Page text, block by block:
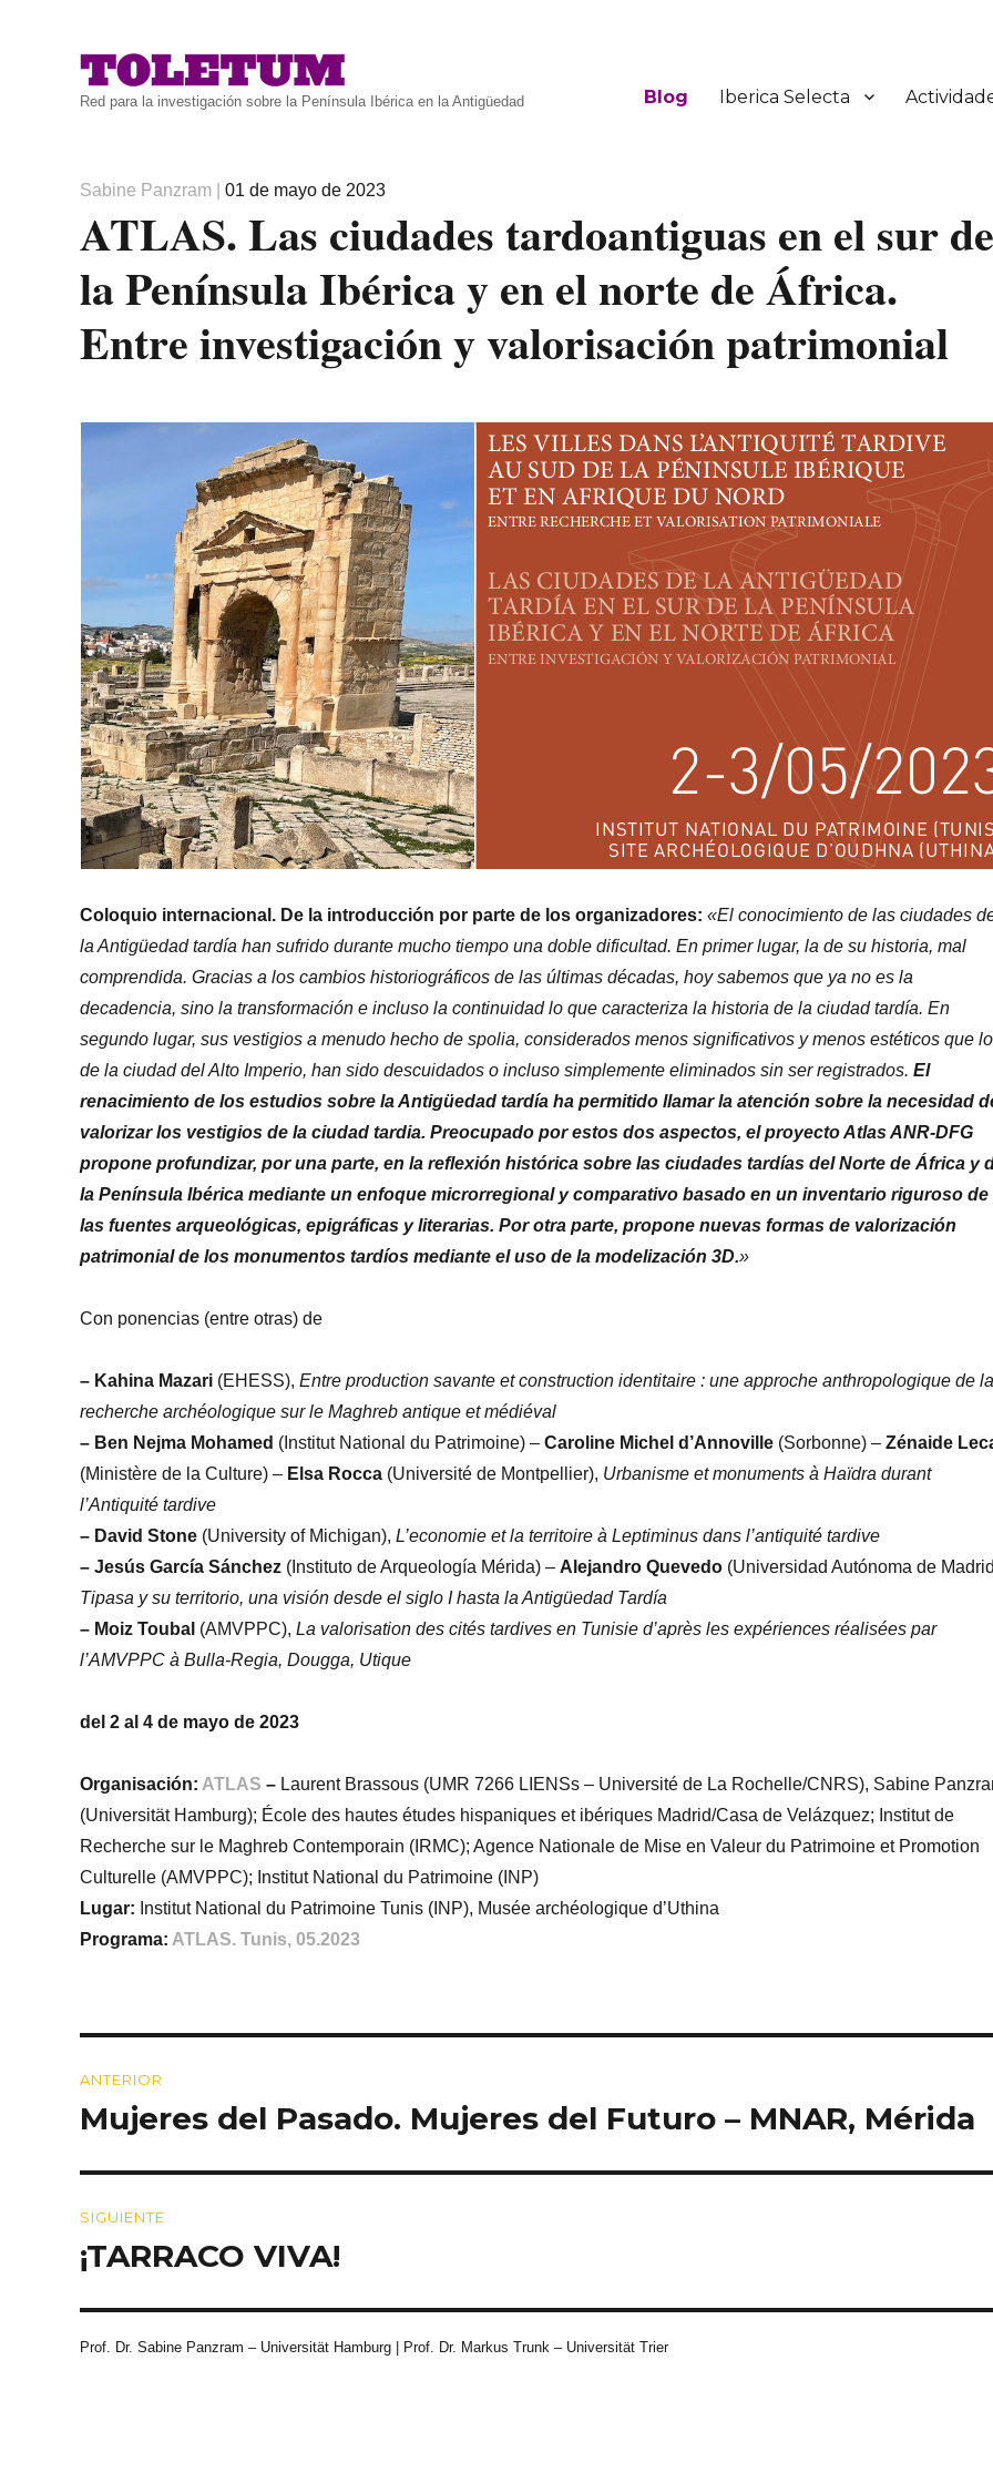
Red para la investigación sobre la Península Ibérica en la Antigüedad Blog Iberica Selecta
Autor
Sabine Panzram
Publicado
01 de mayo de 2023
ATLAS. Las ciudades tardoantiguas en el sur de
la Península Ibérica y en el norte de África.
Entre investigación y valorisación patrimonial
Coloquio internacional. De la introducción por parte de los organizadores: «El conocimiento de las ciudades
la Antigüedad tardía han sufrido durante mucho tiempo una doble dificultad. En primer lugar, la de su historia, mal
comprendida. Gracias a los cambios historiográficos de las últimas décadas, hoy sabemos que ya no es la
decadencia, sino la transformación e incluso la continuidad lo que caracteriza la historia de la ciudad tardía. En
segundo lugar, sus vestigios a menudo hecho de spolia, considerados menos significativos y menos estéticos que
de la ciudad del Alto Imperio, han sido descuidados o incluso simplemente eliminados sin ser registrados. El
renacimiento de los estudios sobre la Antigüedad tardía ha permitido llamar la atención sobre la necesidad
valorizar los vestigios de la ciudad tardia. Preocupado por estos dos aspectos, el proyecto Atlas ANR-DFG
propone profundizar, por una parte, en la reflexión histórica sobre las ciudades tardías del Norte de África y
la Península Ibérica mediante un enfoque microrregional y comparativo basado en un inventario riguroso de
las fuentes arqueológicas, epigráficas y literarias. Por otra parte, propone nuevas formas de valorización
patrimonial de los monumentos tardíos mediante el uso de la modelización 3D.»
Con ponencias (entre otras) de
– Kahina Mazari (EHESS), Entre production savante et construction identitaire : une approche anthropologique de la
recherche archéologique sur le Maghreb antique et médiéval
– Ben Nejma Mohamed (Institut National du Patrimoine) – Caroline Michel d’Annoville (Sorbonne) – Zénaide
(Ministère de la Culture) – Elsa Rocca (Université de Montpellier), Urbanisme et monuments à Haïdra durant
l’Antiquité tardive
– David Stone (University of Michigan), L’economie et la territoire à Leptiminus dans l’antiquité tardive
– Jesús García Sánchez (Instituto de Arqueología Mérida) – Alejandro Quevedo (Universidad Autónoma de
Tipasa y su territorio, una visión desde el siglo I hasta la Antigüedad Tardía
– Moiz Toubal (AMVPPC), La valorisation des cités tardives en Tunisie d’après les expériences réalisées par
l’AMVPPC à Bulla-Regia, Dougga, Utique
del 2 al 4 de mayo de 2023
Organisación: ATLAS – Laurent Brassous (UMR 7266 LIENSs – Université de La Rochelle/CNRS), Sabine
(Universität Hamburg); École des hautes études hispaniques et ibériques Madrid/Casa de Velázquez; Institut de
Recherche sur le Maghreb Contemporain (IRMC); Agence Nationale de Mise en Valeur du Patrimoine et Promotion
Culturelle (AMVPPC); Institut National du Patrimoine (INP)
Lugar: Institut National du Patrimoine Tunis (INP), Musée archéologique d’Uthina
Programa: ATLAS. Tunis, 05.2023
de
ANTERIOR
Entrada
Mujeres del Pasado. Mujeres del Futuro – MNAR, Mérida
SIGUIENTE
Entrada
¡TARRACO VIVA!
Prof. Dr. Sabine Panzram – Universität Hamburg | Prof. Dr. Markus Trunk – Universität Trier